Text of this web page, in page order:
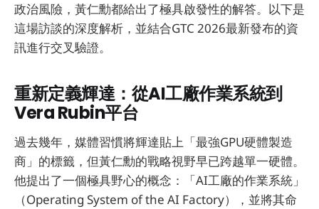
政治風險，黃仁勳都給出了極具啟發性的解答。以下是
這場訪談的深度解析，並結合GTC 2026最新發布的資
訊進行交叉驗證。
重新定義輝達：從AI工廠作業系統到
Vera Rubin平台
過去幾年，媒體習慣將輝達貼上「最強GPU硬體製造
商」的標籤，但黃仁勳的戰略視野早已跨越單一硬體。
他提出了一個極具野心的概念：「AI工廠的作業系統」
（Operating System of the AI Factory），並將其命